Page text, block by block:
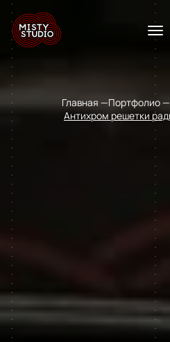
Главная Портфолио
Антихром решетки